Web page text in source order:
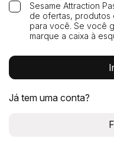
Sesame Attraction
de ofertas, produtos
para você. Se você
marque a caixa à
Já tem uma conta?